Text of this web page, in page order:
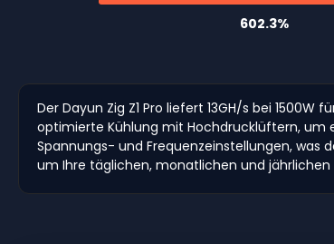
602.3%
Der Dayun Zig Z1 Pro liefert 13GH/s bei
optimierte Kühlung mit Hochdrucklüftern, um
Spannungs- und Frequenzeinstellungen, was
um Ihre täglichen, monatlichen und